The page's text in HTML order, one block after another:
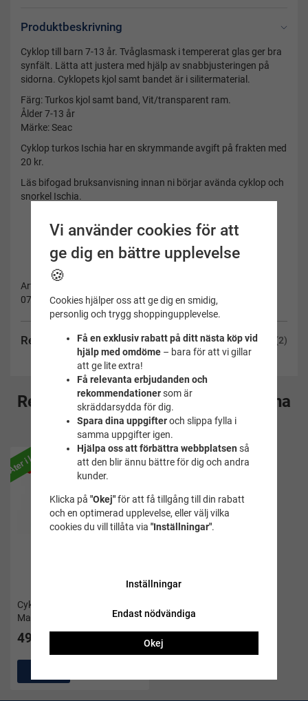
Produktbeskrivning
Recensioner (2)
Cyklop till barn 7-13 år. Tvåglasmask i tempererat glas ger bra
synfält. Lätta att justera med hjälp av snabbjusteringen på
sidorna. Cyklopets kjol samt bandet är i silitermaterial.
Färg: Turkos kjol samt band, Vit/transparent ram.
Ålder 7-13 år
Märke: Seac
Cyklop turkos Ischia har en skrymmande avgift på frakten med
20 kr.
Läs bifogad bruksanvisning innan ni börjar avända cyklop och
snorkel Ischia.
Artikelnummer:
0750044205080A
Rekommenderade tillbehör till denna
produkt
Cyklop Wahoo blå från
Mares
Åter i lager
499 kr
Vi använder cookies för att
ge dig en bättre upplevelse
🍪
Cookies hjälper oss att ge dig en smidig,
personlig och trygg shoppingupplevelse.
Få en exklusiv rabatt på ditt nästa köp vid
hjälp med omdöme– bara för att vi gillar
att ge lite extra!
Få relevanta erbjudanden och
rekommendationersom är
skräddarsydda för dig.
Spara dina uppgifteroch slippa fylla i
samma uppgifter igen.
Hjälpa oss att förbättra webbplatsen så
att den blir ännu bättre för dig och andra
kunder.
Klicka på "Okej"för att få tillgång till din rabatt
och en optimerad upplevelse, eller välj vilka
cookies du vill tillåta via "Inställningar".
Inställningar
Endast nödvändiga
Okej